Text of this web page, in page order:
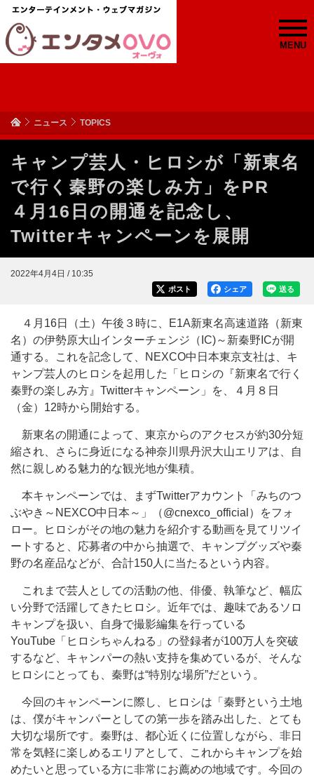
MENU
ニュース TOPICS
キャンプ芸人・ヒロシが「新東名
で行く秦野の楽しみ方」をPR
４月16日の開通を記念し、
Twitterキャンペーンを展開
2022年4月4日 / 10:35
送る
シェア
ポスト
４月16日（土）午後３時に、E1A新東名高速道路（新東
名）の伊勢原大山インターチェンジ（IC)～新秦野ICが開
通する。これを記念して、NEXCO中日本東京支社は、キ
ャンプ芸人のヒロシを起用した「ヒロシの『新東名で行く
秦野の楽しみ方』Twitterキャンペーン」を、４月８日
（金）12時から開始する。
新東名の開通によって、東京からのアクセスが約30分短
縮され、さらに身近になる神奈川県丹沢大山エリアは、自
然に親しめる魅力的な観光地が集積。
本キャンペーンでは、まずTwitterアカウント「みちのつ
ぶやき～NEXCO中日本～」（@cnexco_official）をフォ
ロー。ヒロシがその地の魅力を紹介する動画を見てリツイ
ートすると、応募者の中から抽選で、キャンプグッズや秦
野の名産品などが、合計150人に当たるという内容。
これまで芸人としての活動の他、俳優、執筆など、幅広
い分野で活躍してきたヒロシ。近年では、趣味であるソロ
キャンプを扱い、自身で撮影編集を行っている
YouTube「ヒロシちゃんねる」の登録者が100万人を突破
するなど、キャンパーの熱い支持を集めているが、そんな
ヒロシにとっても、秦野は“特別な場所”だという。
今回のキャンペーンに際し、ヒロシは「秦野という土地
は、僕がキャンパーとしての第一歩を踏み出した、とても
大切な場所です。秦野は、都心近くに位置しながら、非日
常を気軽に楽しめるエリアとして、これからキャンプを始
めたいと思っている方に非常にお薦めの地域です。今回の